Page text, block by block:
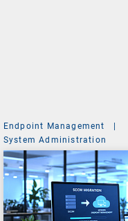
Endpoint Management
|
System Administration